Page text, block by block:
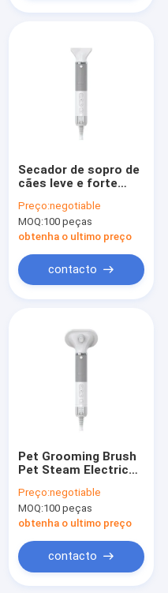
Secador de sopro de
cães leve e forte
cabelo frizzy
Preço:negotiable
MOQ:100 peças
obtenha o ultimo preço
contacto
Pet Grooming Brush
Pet Steam Electric
Profissional de auto-
limpeza
Preço:negotiable
MOQ:100 peças
obtenha o ultimo preço
contacto